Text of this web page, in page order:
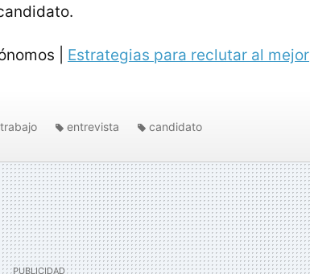
| Estrategias para reclutar al mejor
trabajo entrevista candidato